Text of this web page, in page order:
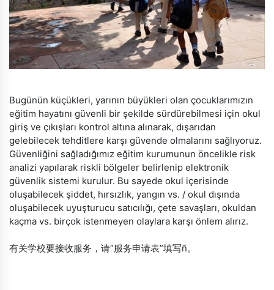
Bugünün küçükleri, yarının büyükleri olan çocuklarımızın
eğitim hayatını güvenli bir şekilde sürdürebilmesi için okul
giriş ve çıkışları kontrol altına alınarak, dışarıdan
gelebilecek tehditlere karşı güvende olmalarını sağlıyoruz.
Güvenliğini sağladığımız eğitim kurumunun öncelikle risk
analizi yapılarak riskli bölgeler belirlenip elektronik
güvenlik sistemi kurulur. Bu sayede okul içerisinde
oluşabilecek şiddet, hırsızlık, yangın vs. / okul dışında
oluşabilecek uyuşturucu satıcılığı, çete savaşları, okuldan
kaçma vs. birçok istenmeyen olaylara karşı önlem alırız.
有关学校要接收服务，请“服务申请表”填写ñ。